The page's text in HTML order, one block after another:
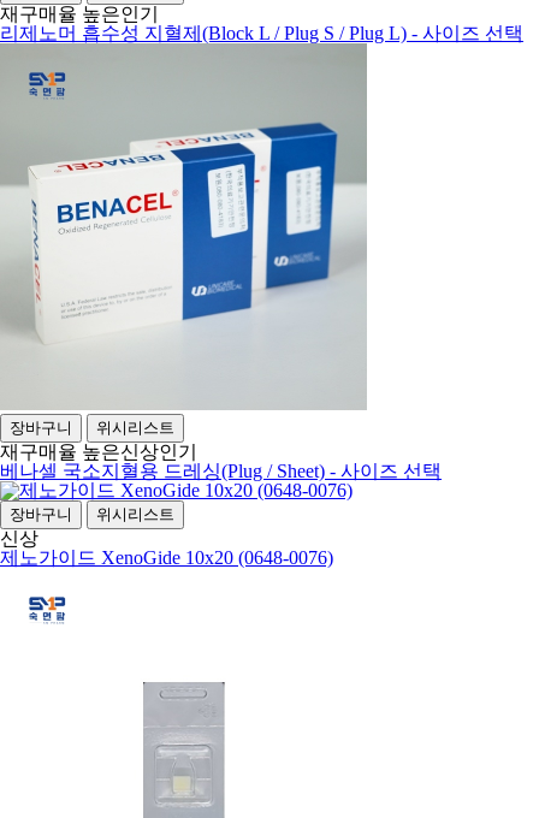
재구매율 높은인기
리제노머 흡수성 지혈제(Block L / Plug S / Plug L) - 사이즈 선택
장바구니 위시리스트
재구매율 높은신상인기
베나셀 국소지혈용 드레싱(Plug / Sheet) - 사이즈 선택
장바구니 위시리스트
신상
제노가이드 XenoGide 10x20 (0648-0076)